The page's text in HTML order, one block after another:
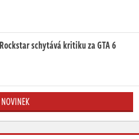
schytává kritiku za GTA 6